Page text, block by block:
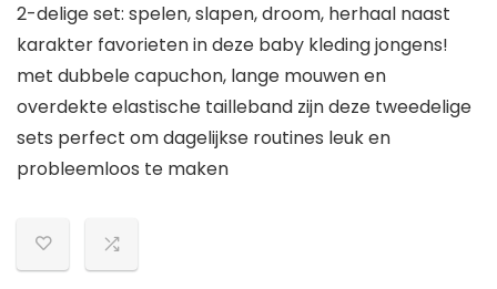
2-delige set: spelen, slapen, droom, herhaal naast
karakter favorieten in deze baby kleding jongens!
met dubbele capuchon, lange mouwen en
overdekte elastische tailleband zijn deze tweedelige
sets perfect om dagelijkse routines leuk en
probleemloos te maken